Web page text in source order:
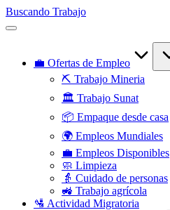
Saltar
al
Buscando Trabajo
Empleos
💼 Ofertas de Empleo
⛏️ Trabajo Mineria
🏛️ Trabajo Sunat
📦 Empaque desde casa
🌍 Empleos Mundiales
💼 Empleos Disponibles
🧼 Limpieza
👵 Cuidado de personas
🚜 Trabajo agrícola
🛂 Actividad Migratoria